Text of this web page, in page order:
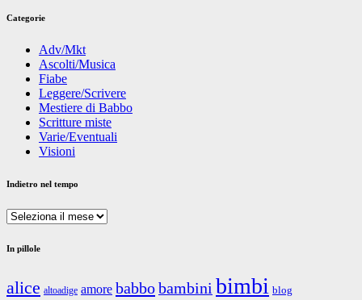
Categorie
Adv/Mkt
Ascolti/Musica
Fiabe
Leggere/Scrivere
Mestiere di Babbo
Scritture miste
Varie/Eventuali
Visioni
Indietro nel tempo
Indietro
tempo
In pillole
alice altoadige amore babbobambini bimbi blog